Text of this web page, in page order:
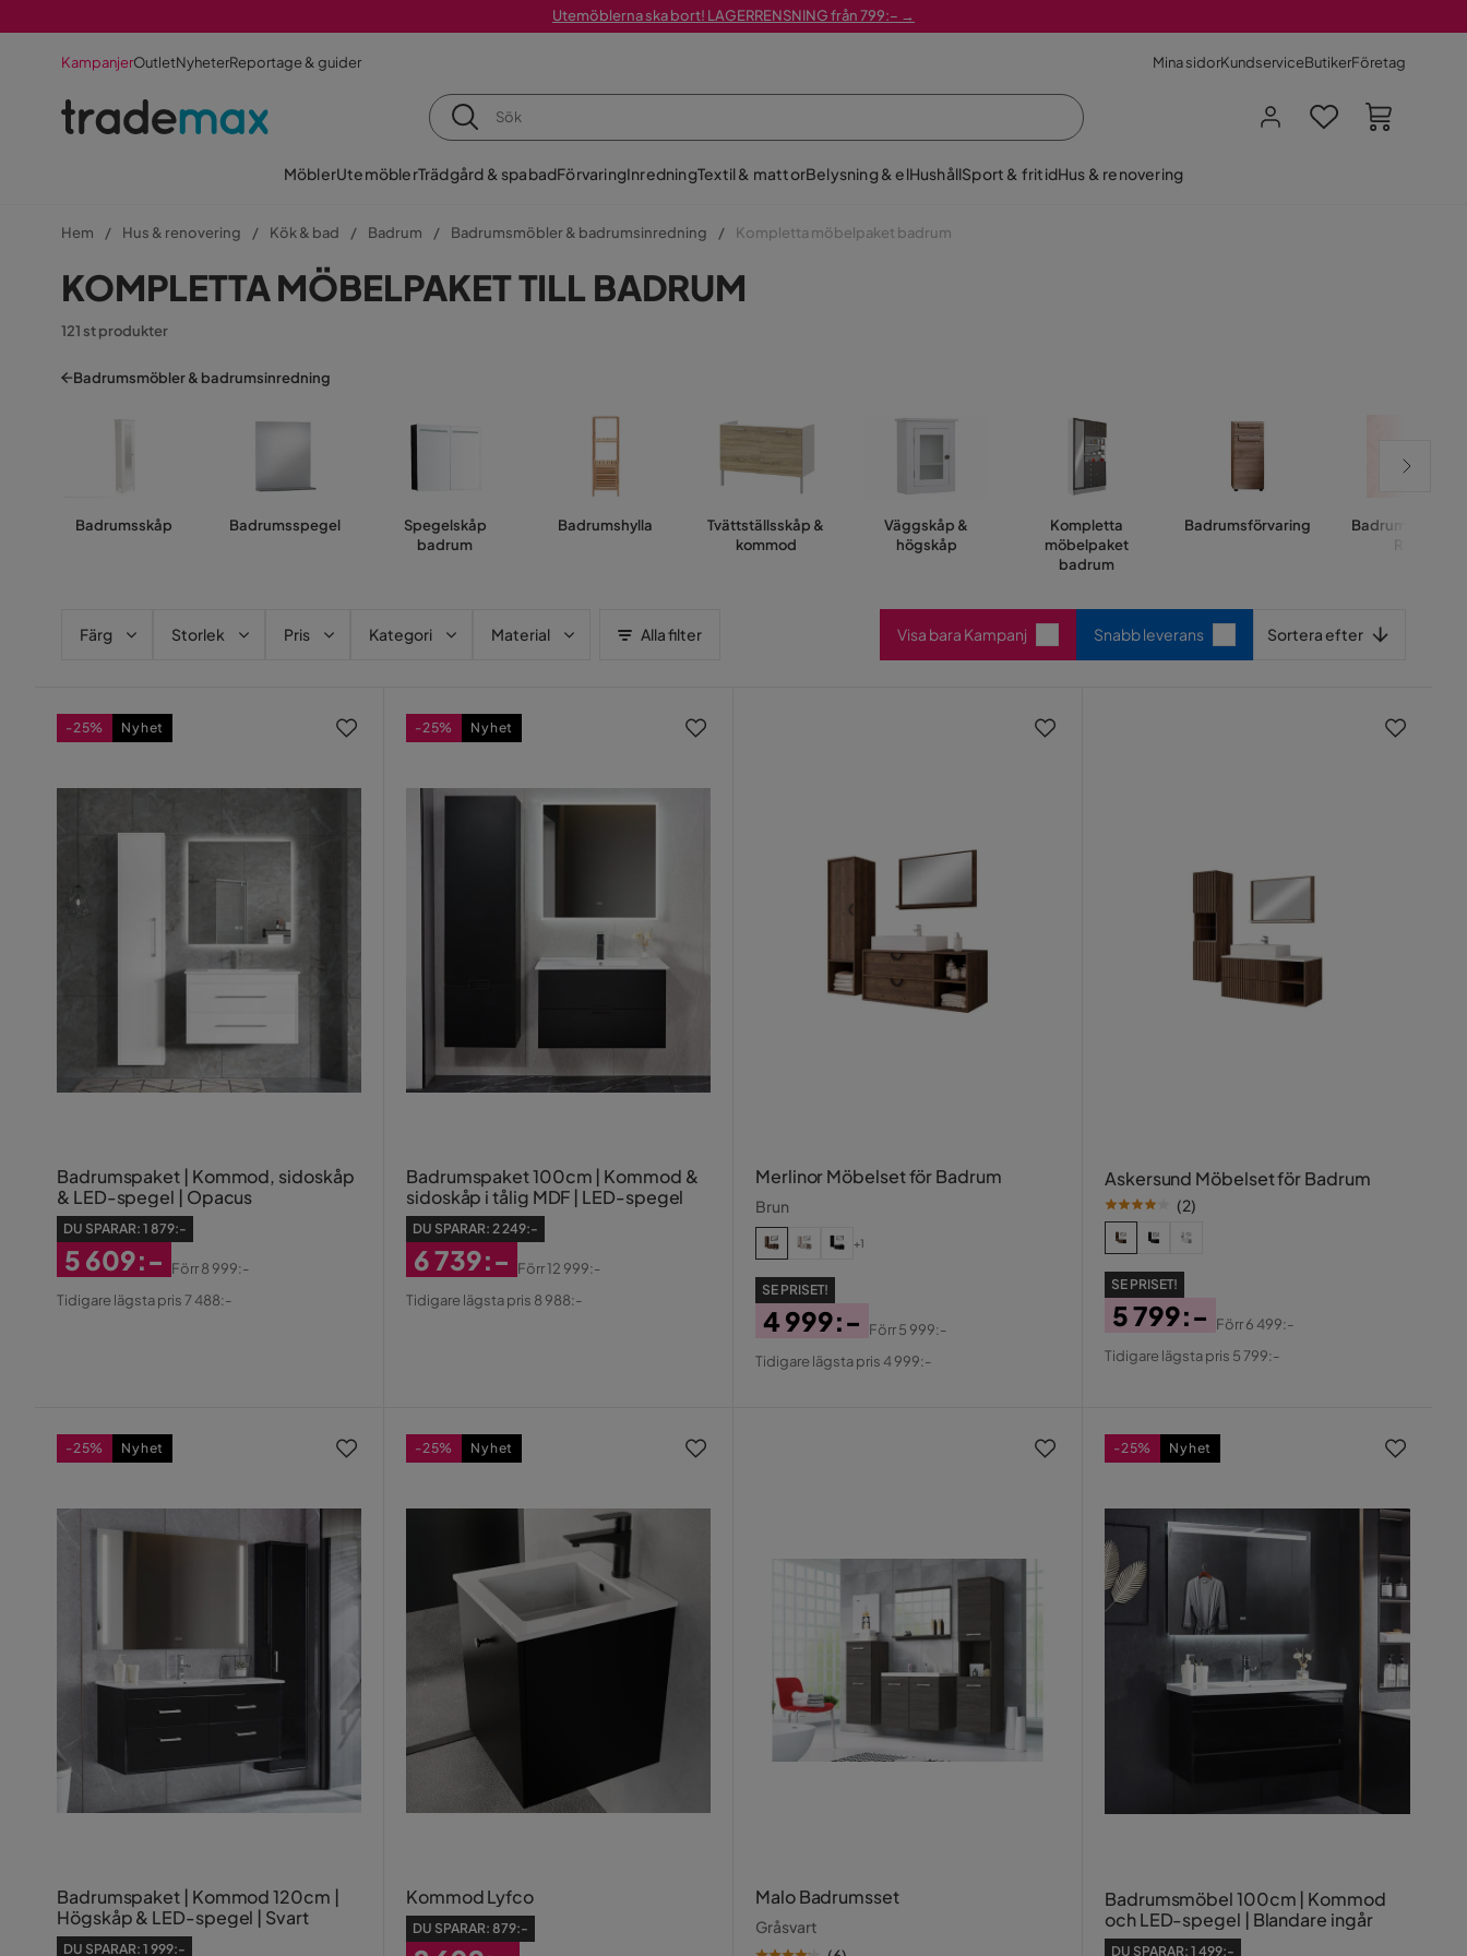
Utemöblerna ska bort! LAGERRENSNING från 799:– →
KampanjerOutletNyheterReportage & guider Mina sidorKundserviceButikerFöretag
MöblerUtemöblerTrädgård & spabadFörvaringInredningTextil & mattorBelysning & elHushållSport & fritidHus & renovering
Hem Hus & renovering Kök & bad Badrum Badrumsmöbler & badrumsinredning Kompletta möbelpaket badrum
KOMPLETTA MÖBELPAKET TILL BADRUM
121 st produkter
Badrumsmöbler & badrumsinredning
Badrumsskåp Badrumsspegel
Spegelskåp
badrum
Badrumshylla
Tvättställsskåp &
kommod
Väggskåp &
högskåp
Kompletta
möbelpaket
badrum
Badrumsförvaring
Badrumsmöbler
REA
Färg Storlek Pris Kategori Material Alla filter Visa bara Kampanj Snabb leverans Sortera efter
Badrumspaket | Kommod, sidoskåp
& LED-spegel | Opacus
DU SPARAR: 1 879:-
Rabatterat
5 609:-
Original
Förr8 999:-
Tidigare lägsta pris 7 488:-
-25% Nyhet
Badrumspaket 100cm | Kommod &
sidoskåp i tålig MDF | LED-spegel
DU SPARAR: 2 249:-
Rabatterat
6 739:-
Original
Förr12 999:-
Tidigare lägsta pris 8 988:-
-25% Nyhet
Merlinor Möbelset för Badrum
Brun
+1
SE PRISET!
Pris
4 999:-
Original
Förr5 999:-
Tidigare lägsta pris 4 999:-
Askersund Möbelset för Badrum
(2)
SE PRISET!
Pris
5 799:-
Original
Förr6 499:-
Tidigare lägsta pris 5 799:-
Badrumspaket | Kommod 120cm |
Högskåp & LED-spegel | Svart
DU SPARAR: 1 999:-
-25% Nyhet
Kommod Lyfco
DU SPARAR: 879:-
-25% Nyhet
Malo Badrumsset
Gråsvart
Badrumsmöbel 100cm | Kommod
och LED-spegel | Blandare ingår
DU SPARAR: 1 499:-
-25% Nyhet